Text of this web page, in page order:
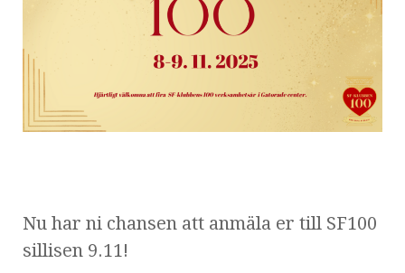
Nu har ni chansen att anmäla er till SF100
sillisen 9.11!